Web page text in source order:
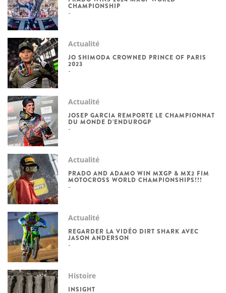
CHAMPIONSHIP
Actualité
JO SHIMODA CROWNED PRINCE OF PARIS
2023
Actualité
JOSEP GARCIA REMPORTE LE CHAMPIONNAT
DU MONDE D’ENDUROGP
Actualité
PRADO AND ADAMO WIN MXGP & MX2 FIM
MOTOCROSS WORLD CHAMPIONSHIPS!!!
Actualité
REGARDER LA VIDÉO DIRT SHARK AVEC
JASON ANDERSON
Histoire
INSIGHT